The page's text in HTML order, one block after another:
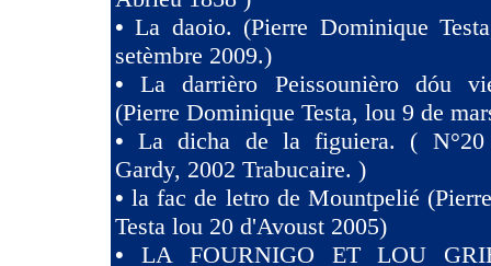
•La daoio. (Pierre Dominique
setèmbre 2009.)
•La darrièro Peissounièro dóu
(Pierre Dominique Testa, lou 9 de
•La dicha de la figuiera. (
Gardy, 2002 Trabucaire. )
•la fac de letro de Mountpelié
Testa lou 20 d'Avoust 2005)
• LA FOURNIGO ET LOU